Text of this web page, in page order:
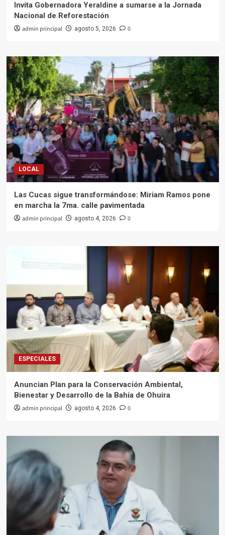
Invita Gobernadora Yeraldine a sumarse a la Jornada
Nacional de Reforestación
admin principal agosto 5, 2026 0
LOCAL
Las Cucas sigue transformándose: Miriam Ramos pone
en marcha la 7ma. calle pavimentada
admin principal agosto 4, 2026 0
ESPECIALES
Anuncian Plan para la Conservación Ambiental,
Bienestar y Desarrollo de la Bahía de Ohuira
admin principal agosto 4, 2026 0